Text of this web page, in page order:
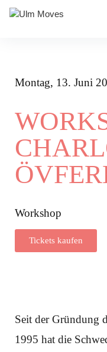
Montag, 13. Juni
Workshop
Tickets kaufen
Seit der Gründung
1995 hat die